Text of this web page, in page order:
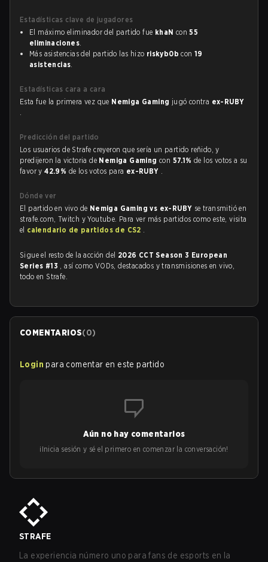
Estadísticas clave de jugadores
El máximo eliminador del partido fue khaN con55
eliminaciones.
Más asistencias del partido las hizo riskyb0b con19
asistencias.
Estadísticas cara a cara
Esta fue la primera vez que Nemiga Gaming jugó contra ex-RUBY
.
Predicción del partido
Los usuarios de Strafe creyeron que sería un partido reñido, y
predijeron la victoria de Nemiga Gamingcon 57.1%de los votos a su
favor y42.9% de los votos para ex-RUBY .
Dónde ver
El partido en vivo de Nemiga Gaming vs ex-RUBY se transmitió en
strafe.com, Twitch y Youtube. Para ver más partidos como este, visita
el calendario de partidos de CS2 .
Sigue el resto de la acción del 2026 CCT Season 3 European
Series #13 , así como VODs, destacados y transmisiones en vivo,
todo en Strafe.
COMENTARIOS(0)
Login para comentar en este partido
Aún no hay comentarios
¡Inicia sesión y sé el primero en comenzar la conversación!
STRAFE
La experiencia número uno para fans de esports en la